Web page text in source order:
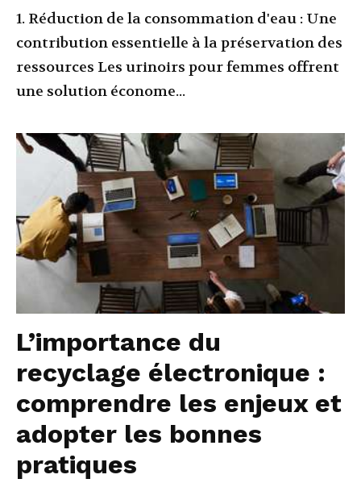
1. Réduction de la consommation d'eau : Une
contribution essentielle à la préservation des
ressources Les urinoirs pour femmes offrent
une solution économe...
L’importance du
recyclage électronique :
comprendre les enjeux et
adopter les bonnes
pratiques